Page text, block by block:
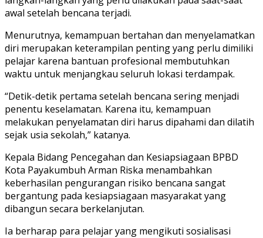
awal setelah bencana terjadi.
Menurutnya, kemampuan bertahan dan menyelamatkan
diri merupakan keterampilan penting yang perlu dimiliki
pelajar karena bantuan profesional membutuhkan
waktu untuk menjangkau seluruh lokasi terdampak.
“Detik-detik pertama setelah bencana sering menjadi
penentu keselamatan. Karena itu, kemampuan
melakukan penyelamatan diri harus dipahami dan dilatih
sejak usia sekolah,” katanya.
Kepala Bidang Pencegahan dan Kesiapsiagaan BPBD
Kota Payakumbuh Arman Riska menambahkan
keberhasilan pengurangan risiko bencana sangat
bergantung pada kesiapsiagaan masyarakat yang
dibangun secara berkelanjutan.
Ia berharap para pelajar yang mengikuti sosialisasi